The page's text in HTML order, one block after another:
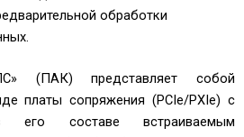
обработки
(ПАК) представляет собой
платы сопряжения (PCIe/PXIe) с
его составе встраиваемым